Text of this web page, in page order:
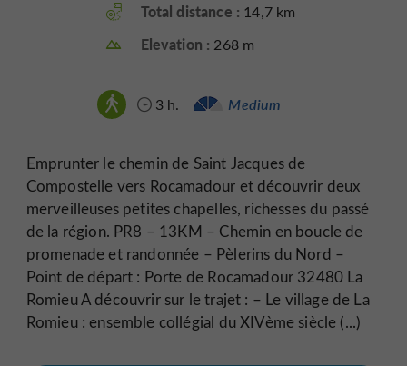
Total distance : 14,7 km
Elevation : 268 m
3 h. Medium
Emprunter le chemin de Saint Jacques de
Compostelle vers Rocamadour et découvrir deux
merveilleuses petites chapelles, richesses du passé
de la région. PR8 – 13KM – Chemin en boucle de
promenade et randonnée – Pèlerins du Nord –
Point de départ : Porte de Rocamadour 32480 La
Romieu A découvrir sur le trajet : – Le village de La
Romieu : ensemble collégial du XIVème siècle (...)